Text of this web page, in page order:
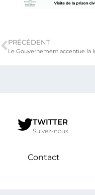
PRÉCÉDENT
TWITTER
Suivez-nous
Contact